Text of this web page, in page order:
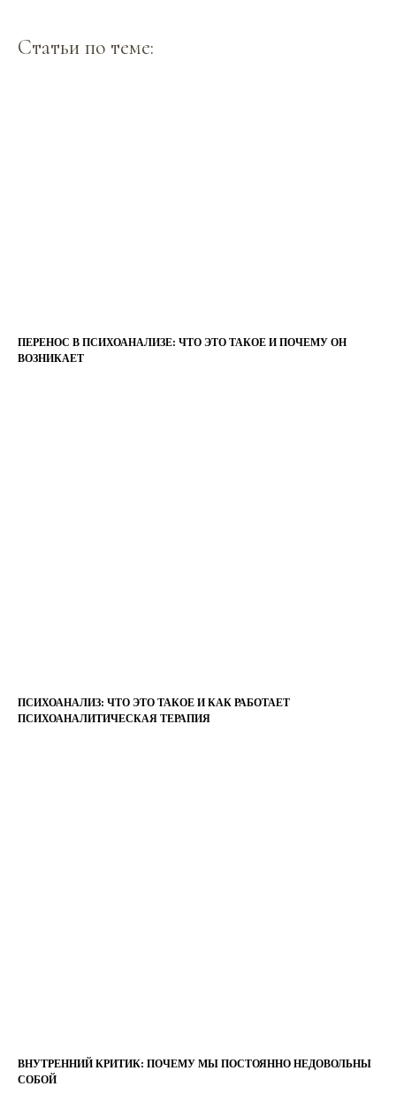
Статьи по теме:
ПЕРЕНОС В ПСИХОАНАЛИЗЕ: ЧТО ЭТО ТАКОЕ И ПОЧЕМУ ОН
ВОЗНИКАЕТ
ПСИХОАНАЛИЗ: ЧТО ЭТО ТАКОЕ И КАК РАБОТАЕТ
ПСИХОАНАЛИТИЧЕСКАЯ ТЕРАПИЯ
ВНУТРЕННИЙ КРИТИК: ПОЧЕМУ МЫ ПОСТОЯННО НЕДОВОЛЬНЫ
СОБОЙ